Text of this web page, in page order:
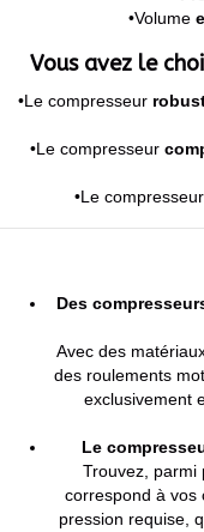
•Volume
Vous avez le
•Le compresseur
•Le compresseur
•Le compresseur
Des
Avec des
des roulements
exclusivement
Le
Trouvez, parmi
correspond à vos
pression requise,